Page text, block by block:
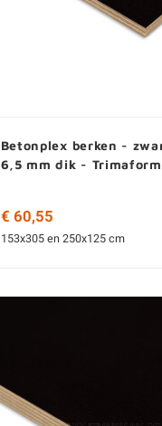
Betonplex berken -
6,5 mm dik - Trimaform
€ 60,55
153x305 en 250x125 cm